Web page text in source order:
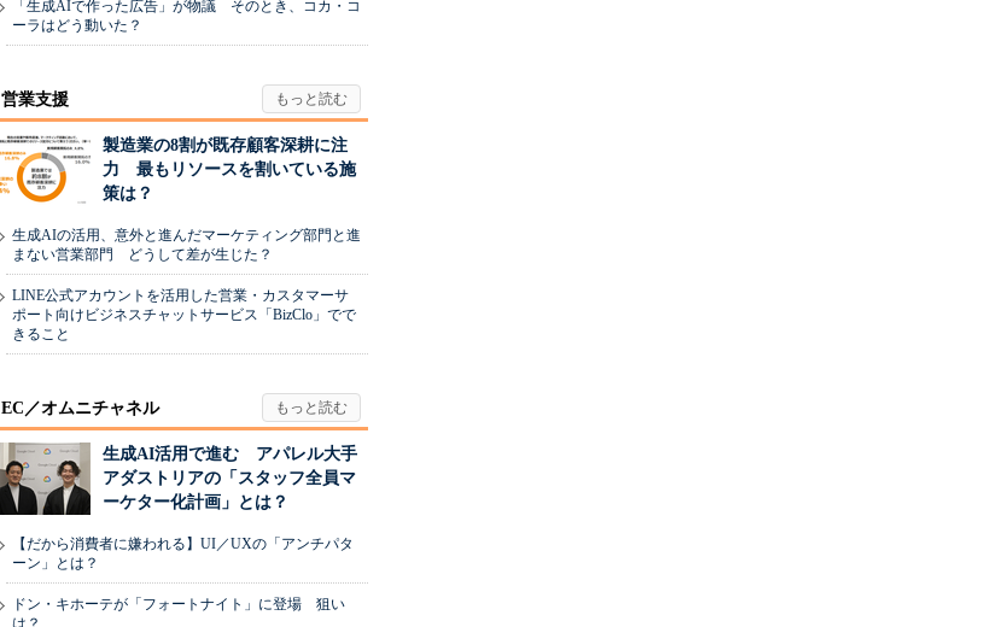
「生成AIで作った広告」が物議 そのとき、コカ・コ
ーラはどう動いた？
営業支援
製造業の8割が既存顧客深耕に注
力 最もリソースを割いている施
策は？
生成AIの活用、意外と進んだマーケティング部門と進
まない営業部門 どうして差が生じた？
LINE公式アカウントを活用した営業・カスタマーサ
ポート向けビジネスチャットサービス「BizClo」でで
きること
EC／オムニチャネル
生成AI活用で進む アパレル大手
アダストリアの「スタッフ全員マ
ーケター化計画」とは？
【だから消費者に嫌われる】UI／UXの「アンチパタ
ーン」とは？
ドン・キホーテが「フォートナイト」に登場 狙い